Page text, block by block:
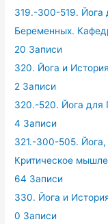
319.-300-519.
Беременных.
20 Записи
320. Йога и
2 Записи
320.-520. Йога для
4 Записи
321.-300-505.
Критическое
64 Записи
330. Йога и
0 Записи